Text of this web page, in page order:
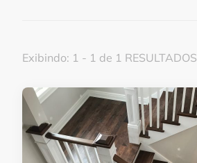
Exibindo: 1 - 1 de 1 RESULTADOS